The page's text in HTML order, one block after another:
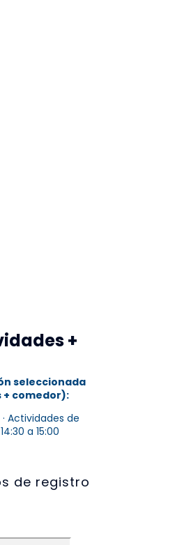
+
seleccionada
comedor):
Actividades de
a 15:00
de registro